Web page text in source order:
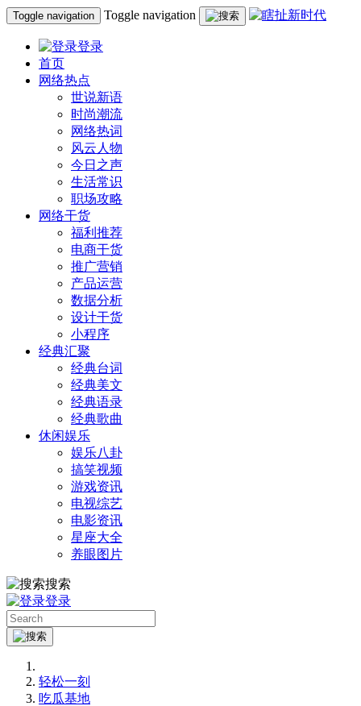
Toggle navigation Toggle navigation
登录
首页
网络热点
世说新语
时尚潮流
网络热词
风云人物
今日之声
生活常识
职场攻略
网络干货
福利推荐
电商干货
推广营销
产品运营
数据分析
设计干货
小程序
经典汇聚
经典台词
经典美文
经典语录
经典歌曲
休闲娱乐
娱乐八卦
搞笑视频
游戏资讯
电视综艺
电影资讯
星座大全
养眼图片
搜索
登录
轻松一刻
吃瓜基地